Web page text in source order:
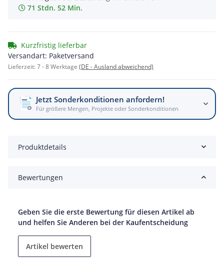
71 Stdn. 52 Min.
Kurzfristig lieferbar
Versandart: Paketversand
Lieferzeit:7 - 8 Werktage (DE - Ausland abweichend)
Jetzt Sonderkonditionen anfordern!
Für größere Mengen, Projekte oder Sonderkonditionen
Produktdetails
Bewertungen
Geben Sie die erste Bewertung für diesen Artikel ab
und helfen Sie Anderen bei der Kaufentscheidung
Artikel bewerten